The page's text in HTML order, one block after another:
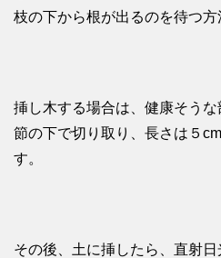
枝の下から根が出るのを待つ方
挿し木する場合は、健康そうな
節の下で切り取り、長さは５
す。
その後、土に挿したら、直射